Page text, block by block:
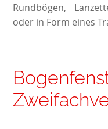
Rundbögen,
oder in Form eines